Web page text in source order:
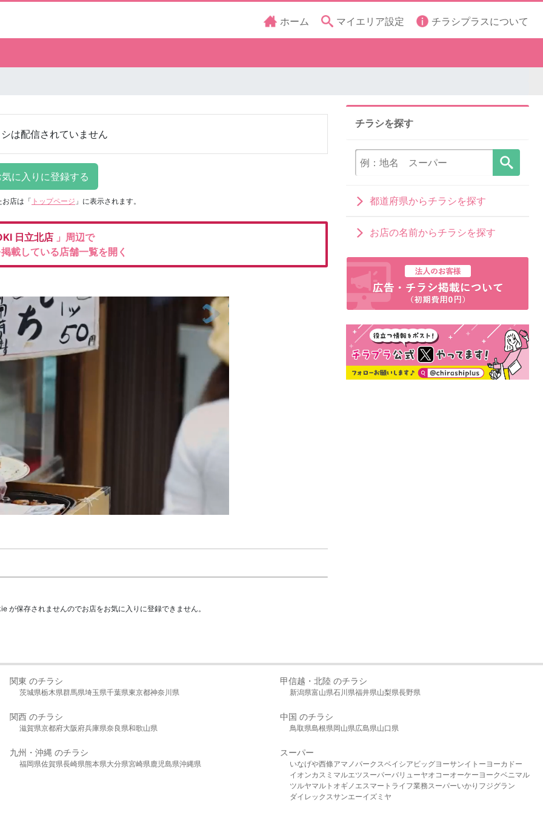
ホーム マイエリア設定 チラシプラスについて
は配信されていません
お店は 「 トップページ 」に表示されます。
日立北店 」周辺で
載している店舗一覧を開く
保存されませんのでお店をお気に入りに登録できません。
チラシを探す
都道府県からチラシを探す
お店の名前からチラシを探す
関東 のチラシ
茨城県栃木県群馬県埼玉県千葉県東京都神奈川県
甲信越・北陸 のチラシ
新潟県富山県石川県福井県山梨県長野県
関西 のチラシ
滋賀県京都府大阪府兵庫県奈良県和歌山県
中国 のチラシ
鳥取県島根県岡山県広島県山口県
九州・沖縄 のチラシ
福岡県佐賀県長崎県熊本県大分県宮崎県鹿児島県沖縄県
スーパー
いなげや西條アマノパークスベイシア ビッグヨーサンイトーヨーカドー
イオンカスミ マルエツスーパーバリューヤオコーオーケー ヨークベニマル
ツルヤマルト オギノ エスマート ライフ業務スーパーいかり フジグラン
ダイレックスサンエーイズミヤ